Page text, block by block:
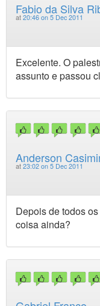
Fabio da Silva
at 20:46 on 5 Dec 2011
Excelente. O
assunto e passou
Anderson
at 23:02 on 5 Dec 2011
Depois de todos
coisa ainda?